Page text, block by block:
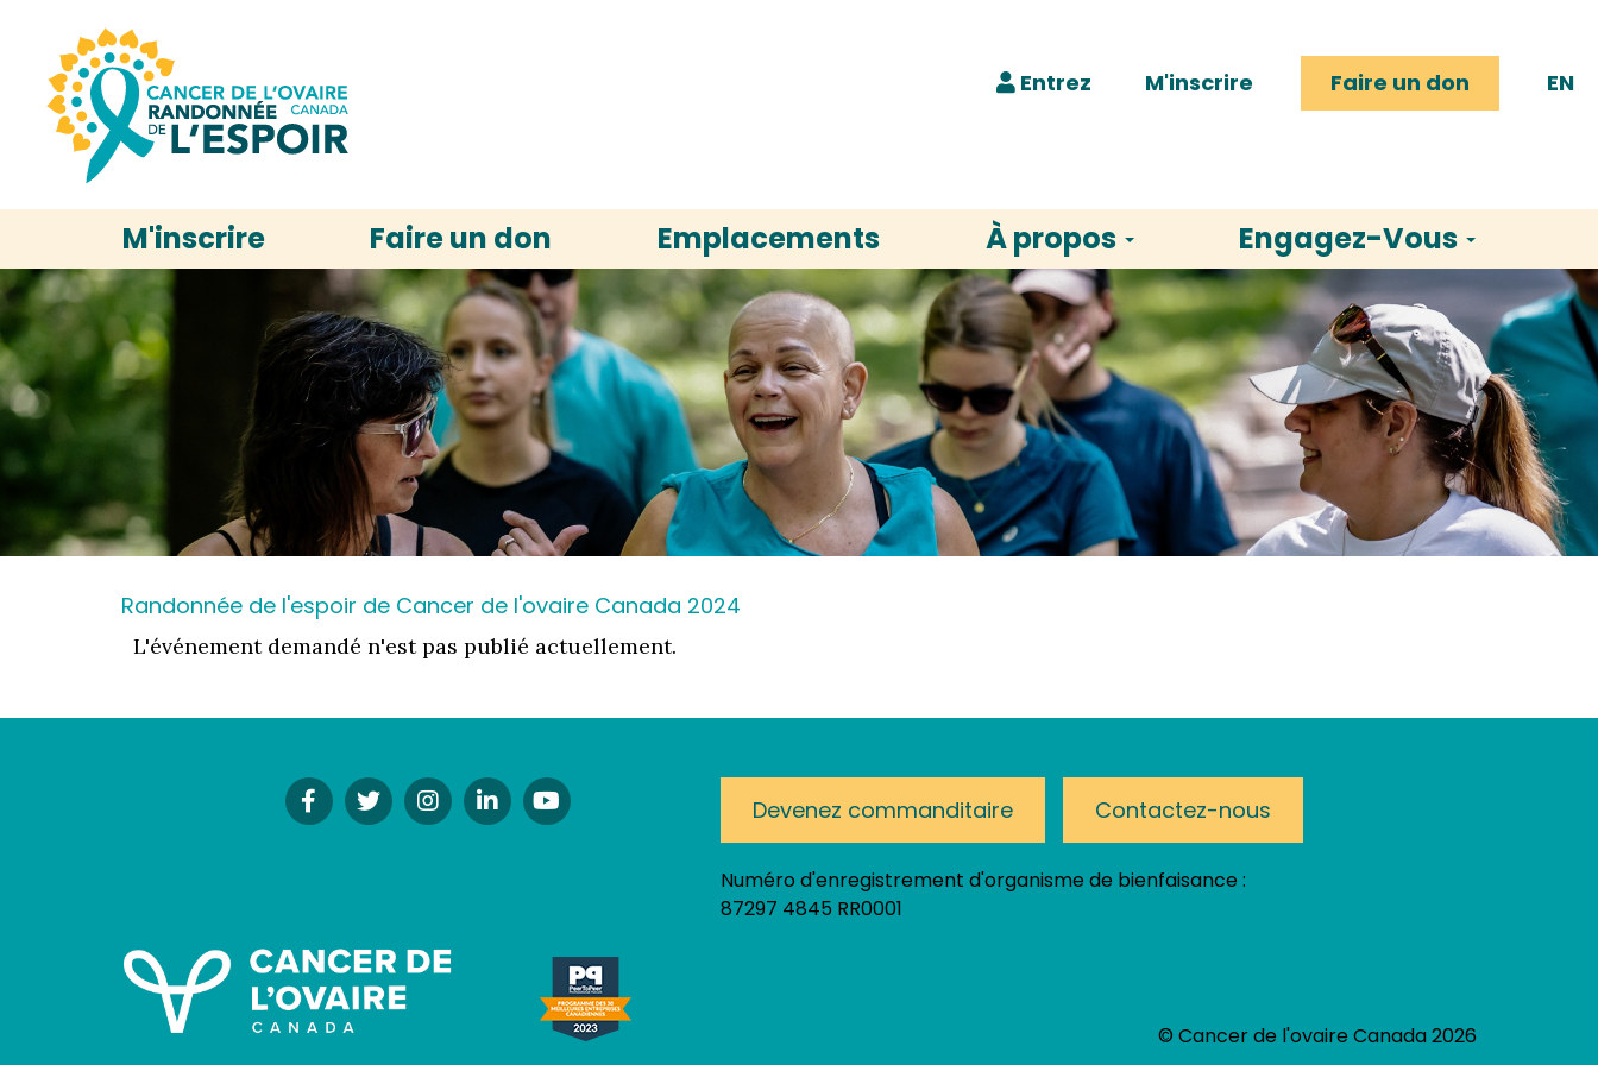
Entrez M'inscrire Faire un don EN
M'inscrire Faire un don Emplacements À propos Engagez-Vous
Randonnée de l'espoir de Cancer de l'ovaire Canada 2024
L'événement demandé n'est pas publié actuellement.
Facebook
TwitterInstagram!
LinkedInYouTube Devenez commanditaire Contactez-nous
Numéro d'enregistrement d'organisme de bienfaisance :
87297 4845 RR0001
© Cancer de l'ovaire Canada 2026